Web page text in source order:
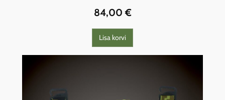
84,00€
Lisa korvi